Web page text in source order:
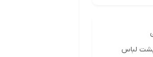
لباس